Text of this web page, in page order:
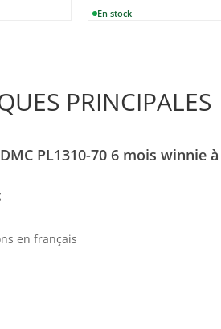
PRINCIPALES
PL1310-70 6 mois
en français